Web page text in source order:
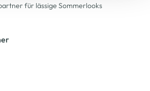
für lässige Sommerlooks